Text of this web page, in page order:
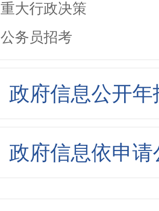
重大行政决策
公务员招考
政府信息公开年
政府信息依申请